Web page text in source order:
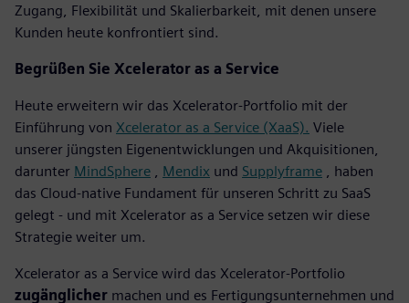
Zugang, Flexibilität und Skalierbarkeit, mit denen unsere
Kunden heute konfrontiert sind.
Begrüßen Sie Xcelerator as a Service
Heute erweitern wir das Xcelerator-Portfolio mit der
Einführung von Xcelerator as a Service (XaaS). Viele
unserer jüngsten Eigenentwicklungen und Akquisitionen,
darunter MindSphere Mendix und Supplyframe , haben
das Cloud-native Fundament für unseren Schritt zu SaaS
gelegt - und mit Xcelerator as a Service setzen wir diese
Strategie weiter um.
Xcelerator as a Service wird das Xcelerator-Portfolio
zugänglicher machen und es Fertigungsunternehmen und